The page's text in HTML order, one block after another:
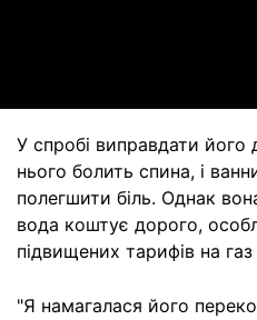
У спробі виправдати його
нього болить спина, і
полегшити біль. Однак
вода коштує дорого,
підвищених тарифів на
"Я намагалася його